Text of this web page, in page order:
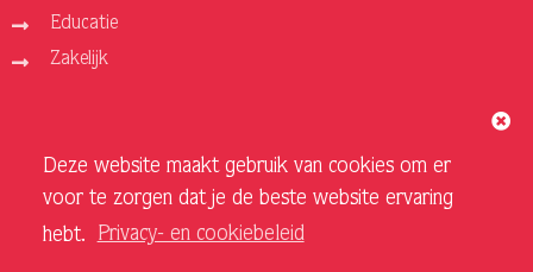
Deze website maakt gebruik van cookies om er
voor te zorgen dat je de beste website ervaring
hebt.
Privacy- en cookiebeleid
Educatie
Zakelijk
Over ons
Vacatures
Privacy- en cookiebeleid